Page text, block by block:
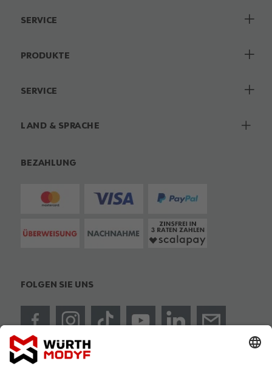
SERVICE
PRODUKTE
SERVICE
LAND & SPRACHE
BEZAHLUNG
FOLGEN SIE UNS